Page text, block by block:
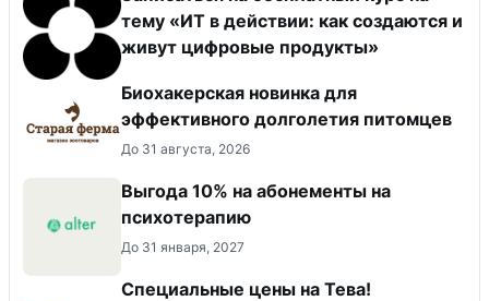
тему «ИТ в действии: как создаются и
живут цифровые продукты»
Биохакерская новинка для
эффективного долголетия питомцев
До 31 августа, 2026
Выгода 10% на абонементы на
психотерапию
До 31 января, 2027
Специальные цены на Тева!